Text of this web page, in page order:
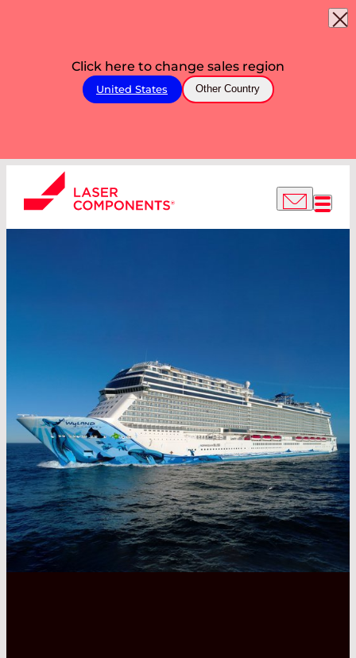
Click here to change sales region
United States Other Country